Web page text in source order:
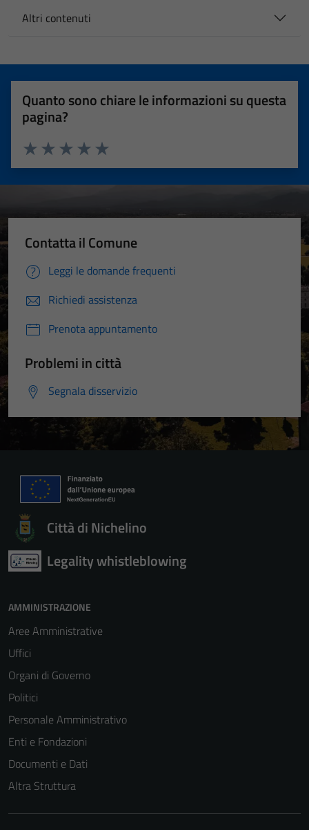
Altri contenuti
Quanto sono chiare le informazioni su questa
pagina?
Valuta 5 stelle su 5
Valuta 4 stelle su 5
Valuta 3 stelle su 5
Valuta 2 stelle su 5
Valuta 1 stelle su 5
Contatta il Comune
Leggi le domande frequenti
Richiedi assistenza
Prenota appuntamento
Problemi in città
Segnala disservizio
Città di Nichelino
Legality whistleblowing
AMMINISTRAZIONE
Aree Amministrative
Uffici
Organi di Governo
Politici
Personale Amministrativo
Enti e Fondazioni
Documenti e Dati
Altra Struttura